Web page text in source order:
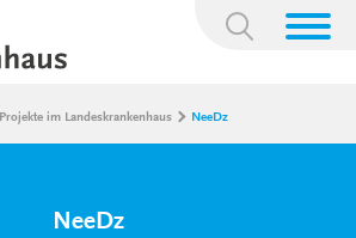
Suchbegriff:
Projekte im Landeskrankenhaus NeeDz
NeeDz